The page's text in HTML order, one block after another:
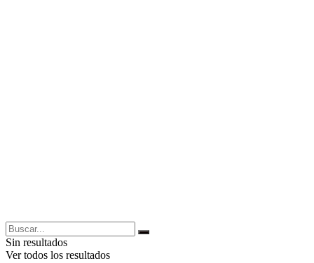
Sin resultados
Ver todos los resultados